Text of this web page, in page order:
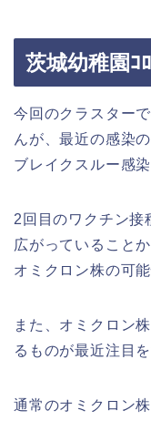
茨城幼稚園ｺ
今回のクラスター
んが、最近の感染
ブレイクスルー感
2回目のワクチン接
広がっていること
オミクロン株の可
また、オミクロン
るものが最近注目
通常のオミクロン